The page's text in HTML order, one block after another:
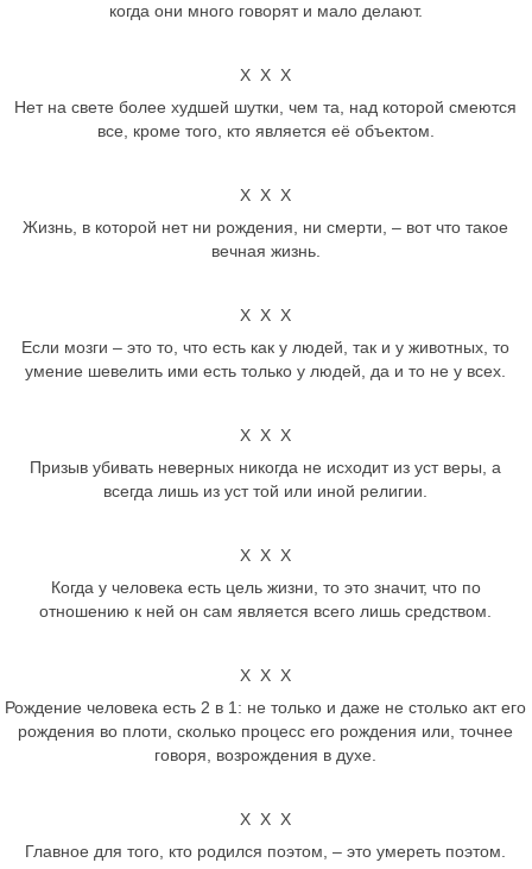
когда они много говорят и мало делают.
Х Х Х
Нет на свете более худшей шутки, чем та, над которой смеются
все, кроме того, кто является её объектом.
Х Х Х
Жизнь, в которой нет ни рождения, ни смерти, – вот что такое
вечная жизнь.
Х Х Х
Если мозги – это то, что есть как у людей, так и у животных, то
умение шевелить ими есть только у людей, да и то не у всех.
Х Х Х
Призыв убивать неверных никогда не исходит из уст веры, а
всегда лишь из уст той или иной религии.
Х Х Х
Когда у человека есть цель жизни, то это значит, что по
отношению к ней он сам является всего лишь средством.
Х Х Х
Рождение человека есть 2 в 1: не только и даже не столько акт его
рождения во плоти, сколько процесс его рождения или, точнее
говоря, возрождения в духе.
Х Х Х
Главное для того, кто родился поэтом, – это умереть поэтом.